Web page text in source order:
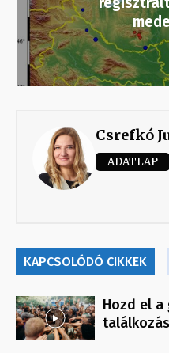
Csrefkó
ADATLAP
KAPCSOLÓDÓ CIKKEK
Hozd el a